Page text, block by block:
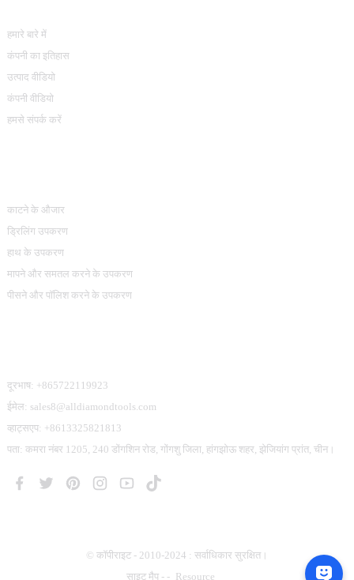
हमारे बारे में
कंपनी का इतिहास
उत्पाद वीडियो
कंपनी वीडियो
हमसे संपर्क करें
काटने के औजार
ड्रिलिंग उपकरण
हाथ के उपकरण
मापने और समतल करने के उपकरण
पीसने और पॉलिश करने के उपकरण
दूरभाष: +865722119923
ईमेल: sales8@alldiamondtools.com
व्हाट्सएप: +8613325821813
पता: कमरा नंबर 1205, 240 डोंगशिन रोड, गोंगशु जिला, हांगझोऊ शहर, झेजियांग प्रांत, चीन।
© कॉपीराइट - 2010-2024 : सर्वाधिकार सुरक्षित।
साइट मैप - - Resource